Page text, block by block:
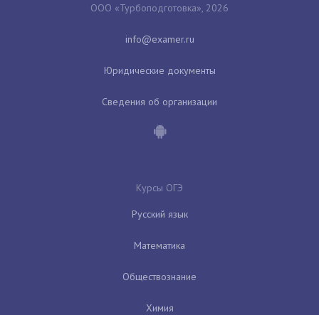
ООО «Турбоподготовка», 2026
Юридические документы
Сведения об организации
Курсы ОГЭ
Русский язык
Математика
Обществознание
Химия